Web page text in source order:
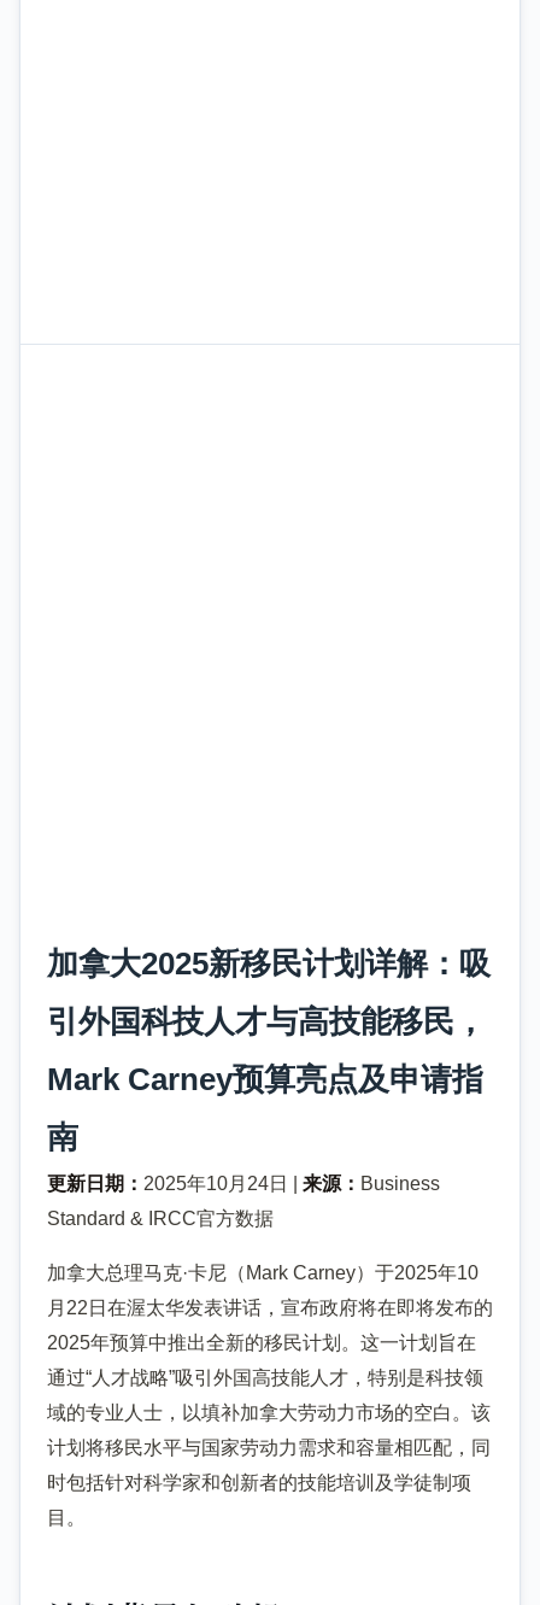
加拿大2025新移民计划详解：吸
引外国科技人才与高技能移民，
Mark Carney预算亮点及申请指
南
更新日期： 2025年10月24日 | 来源： Business
Standard & IRCC官方数据
加拿大总理马克·卡尼（Mark Carney）于2025年10
月22日在渥太华发表讲话，宣布政府将在即将发布的
2025年预算中推出全新的移民计划。这一计划旨在
通过“人才战略”吸引外国高技能人才，特别是科技领
域的专业人士，以填补加拿大劳动力市场的空白。该
计划将移民水平与国家劳动力需求和容量相匹配，同
时包括针对科学家和创新者的技能培训及学徒制项
目。